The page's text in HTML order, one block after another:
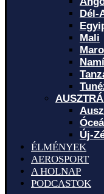
Dél-
Mali
Új-
ÉLMÉNYEK
AEROSPORT
A HOLNAP
PODCASTOK